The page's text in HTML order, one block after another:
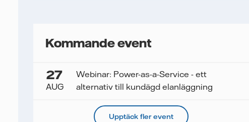
Kommande event
27
AUG
Webinar: Power-as-a-Service - ett
alternativ till kundägd elanläggning
Upptäck fler event